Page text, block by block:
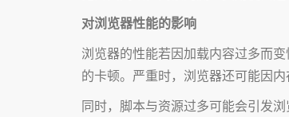
对浏览器性能的影响
浏览器的性能若因加载内容过多而
的卡顿。严重时，浏览器还可能因内
同时，脚本与资源过多可能会引发